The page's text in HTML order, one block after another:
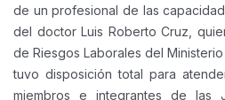
de un profesional de las
del doctor Luis Roberto Cruz,
de Riesgos Laborales del
tuvo disposición total para
miembros e integrantes de las